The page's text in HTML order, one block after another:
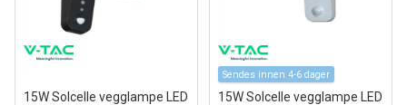
15W Solcelle vegglampe LED
Sendes innen 4-6 dager
15W Solcelle vegglampe LED